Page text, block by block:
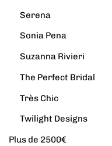
Serena
Sonia Pena
Suzanna Rivieri
The Perfect Bridal
Très Chic
Twilight Designs
Plus de 2500€